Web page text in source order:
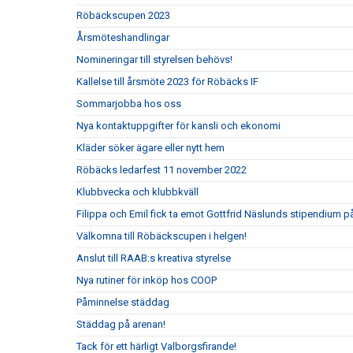
Röbäckscupen 2023
Årsmöteshandlingar
Nomineringar till styrelsen behövs!
Kallelse till årsmöte 2023 för Röbäcks IF
Sommarjobba hos oss
Nya kontaktuppgifter för kansli och ekonomi
Kläder söker ägare eller nytt hem
Röbäcks ledarfest 11 november 2022
Klubbvecka och klubbkväll
Filippa och Emil fick ta emot Gottfrid Näslunds stipendium
Välkomna till Röbäckscupen i helgen!
Anslut till RAAB:s kreativa styrelse
Nya rutiner för inköp hos COOP
Påminnelse städdag
Städdag på arenan!
Tack för ett härligt Valborgsfirande!